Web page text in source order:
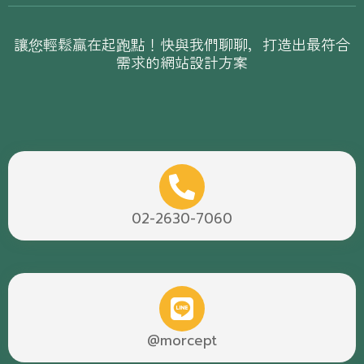
讓您輕鬆贏在起跑點！快與我們聊聊，打造出最符合
需求的網站設計方案
02-2630-7060
@morcept